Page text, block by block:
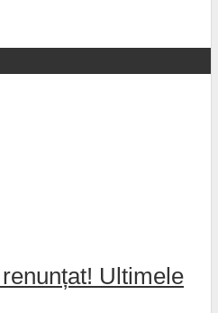
Ultimele